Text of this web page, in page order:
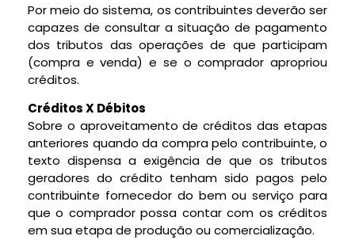
Por meio do sistema, os contribuintes deverão ser
capazes de consultar a situação de pagamento
dos tributos das operações de que participam
(compra e venda) e se o comprador apropriou
créditos.
Créditos X Débitos
Sobre o aproveitamento de créditos das etapas
anteriores quando da compra pelo contribuinte, o
texto dispensa a exigência de que os tributos
geradores do crédito tenham sido pagos pelo
contribuinte fornecedor do bem ou serviço para
que o comprador possa contar com os créditos
em sua etapa de produção ou comercialização.